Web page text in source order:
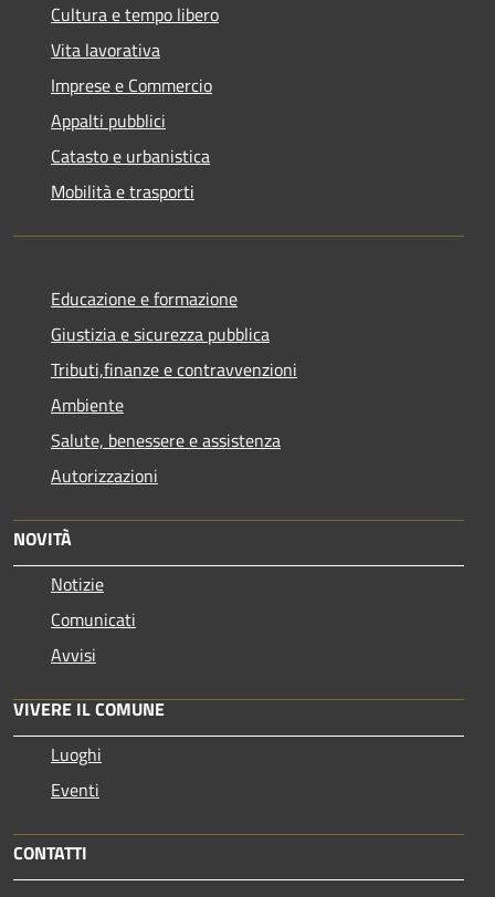
Cultura e tempo libero
Vita lavorativa
Imprese e Commercio
Appalti pubblici
Catasto e urbanistica
Mobilità e trasporti
Educazione e formazione
Giustizia e sicurezza pubblica
Tributi,finanze e contravvenzioni
Ambiente
Salute, benessere e assistenza
Autorizzazioni
NOVITÀ
Notizie
Comunicati
Avvisi
VIVERE IL COMUNE
Luoghi
Eventi
CONTATTI